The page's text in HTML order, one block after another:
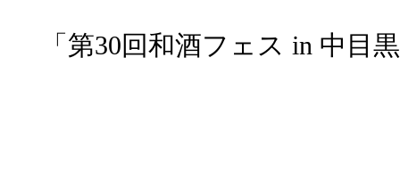
「第30回和酒フェス in 中目